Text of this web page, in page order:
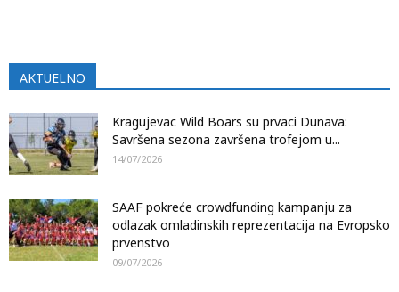
AKTUELNO
Kragujevac Wild Boars su prvaci Dunava:
Savršena sezona završena trofejom u...
14/07/2026
SAAF pokreće crowdfunding kampanju za
odlazak omladinskih reprezentacija na Evropsko
prvenstvo
09/07/2026